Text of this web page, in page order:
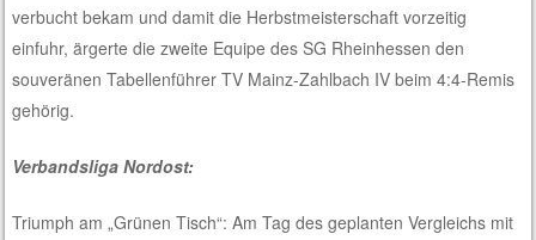
verbucht bekam und damit die Herbstmeisterschaft vorzeitig
einfuhr, ärgerte die zweite Equipe des SG Rheinhessen den
souveränen Tabellenführer TV Mainz-Zahlbach IV beim 4:4-Remis
gehörig.
Verbandsliga Nordost:
Triumph am „Grünen Tisch“: Am Tag des geplanten Vergleichs mit